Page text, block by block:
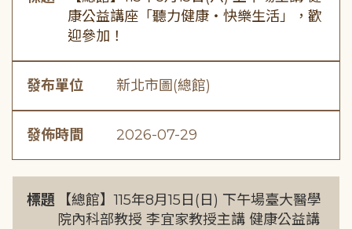
康公益講座「聽力健康・快樂生活」，歡
迎參加！
發布單位 新北市圖(總館)
發佈時間 2026-07-29
標題
【總館】115年8月15日(日) 下午場臺大醫學
院內科部教授 李宜家教授主講 健康公益講